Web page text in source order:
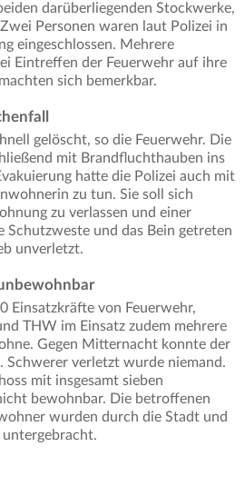
darüberliegenden Stockwerke,
Personen waren laut Polizei in
eingeschlossen. Mehrere
Eintreffen der Feuerwehr auf ihre
sich bemerkbar.
gelöscht, so die Feuerwehr. Die
mit Brandfluchthauben ins
hatte die Polizei auch mit
zu tun. Sie soll sich
zu verlassen und einer
Schutzweste und das Bein getreten
unverletzt.
Einsatzkräfte von Feuerwehr,
THW im Einsatz zudem mehrere
Gegen Mitternacht konnte der
Schwerer verletzt wurde niemand.
mit insgesamt sieben
bewohnbar. Die betroffenen
wurden durch die Stadt und